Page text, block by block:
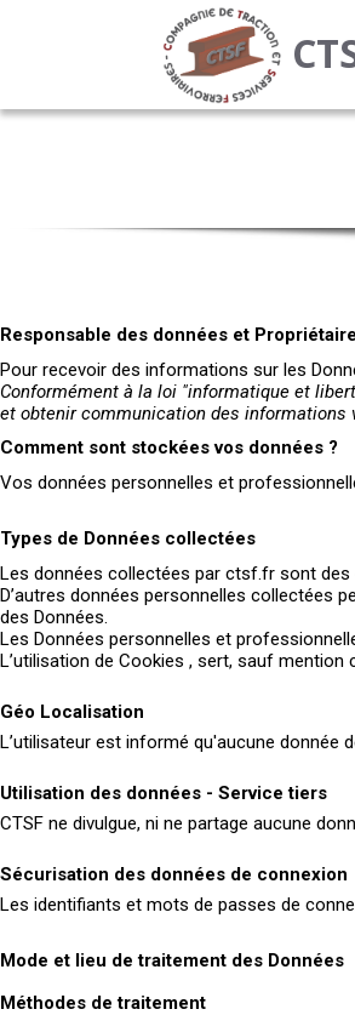
Responsable des données et Propriétaire
Pour recevoir des informations sur les
Conformément à la loi "informatique et
et obtenir communication des informations
Comment sont stockées vos données ?
Vos données personnelles et
Types de Données collectées
Les données collectées par ctsf.fr sont
D’autres données personnelles collectées
des Données.
Les Données personnelles et
L’utilisation de Cookies , sert, sauf mention
Géo Localisation
L’utilisateur est informé qu'aucune donnée
Utilisation des données - Service tiers
CTSF ne divulgue, ni ne partage aucune
Sécurisation des données de connexion
Les identifiants et mots de passes de
Mode et lieu de traitement des Données
Méthodes de traitement